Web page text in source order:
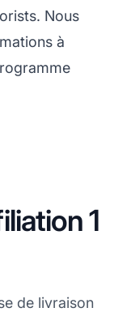
Nous
à
1
de livraison